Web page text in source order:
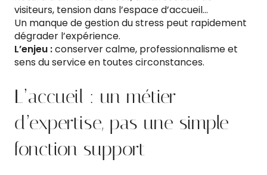
visiteurs, tension dans l’espace d’accueil…
Un manque de gestion du stress peut rapidement
dégrader l’expérience.
L’enjeu :conserver calme, professionnalisme et
sens du service en toutes circonstances.
L’accueil : un métier
d’expertise, pas une simple
fonction support